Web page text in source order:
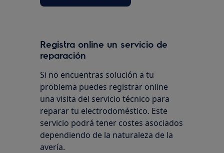
Registra online un servicio de
reparación
Si no encuentras solución a tu
problema puedes registrar online
una visita del servicio técnico para
reparar tu electrodoméstico. Este
servicio podrá tener costes asociados
dependiendo de la naturaleza de la
avería.